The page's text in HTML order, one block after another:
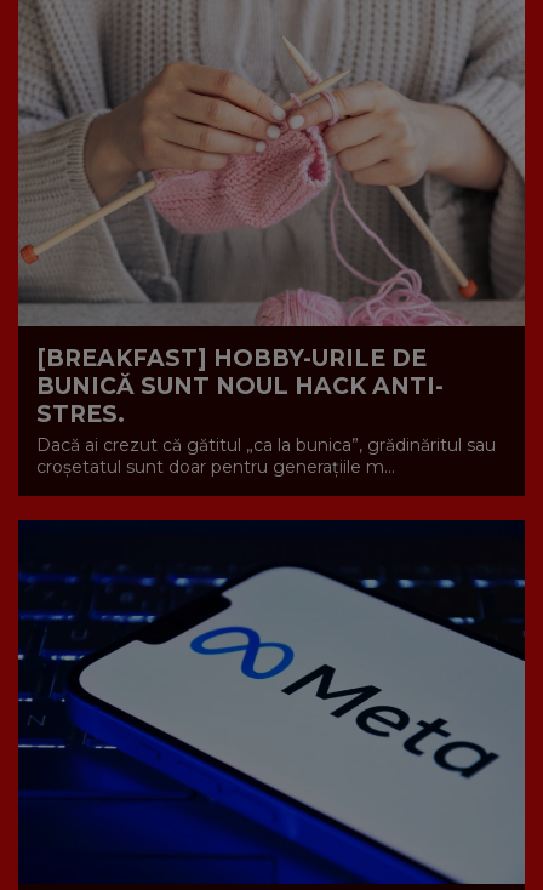
[BREAKFAST] HOBBY-URILE DE
BUNICĂ SUNT NOUL HACK ANTI-
STRES.
Dacă ai crezut că gătitul „ca la bunica”, grădinăritul sau
croșetatul sunt doar pentru generațiile m...